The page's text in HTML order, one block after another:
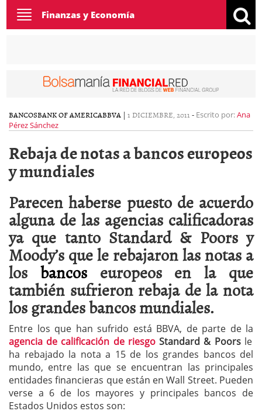
Toggle
navigation
Finanzas y Economía
BANCOSBANK OF AMERICABBVA | 1 DICIEMBRE, 2011 - Escrito por:Ana
Pérez Sánchez
Rebaja de notas a bancos europeos
y mundiales
Parecen haberse puesto de acuerdo
alguna de las agencias calificadoras
ya que tanto Standard & Poors y
Moody’s que le rebajaron las notas a
los bancos europeos en la que
también sufrieron rebaja de la nota
los grandes bancos mundiales.
Entre los que han sufrido está BBVA, de parte de la
agencia de calificación de riesgoStandard & Poors le
ha rebajado la nota a 15 de los grandes bancos del
mundo, entre las que se encuentran las principales
entidades financieras que están en Wall Street. Pueden
verse a 6 de los mayores y principales bancos de
Estados Unidos estos son: